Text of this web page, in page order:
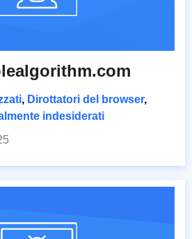
, Dirottatori del browser,
indesiderati